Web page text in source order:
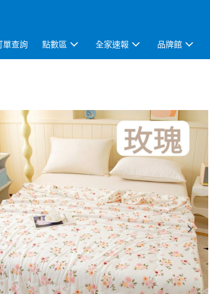
單查詢 點數區 全家速報 品牌館